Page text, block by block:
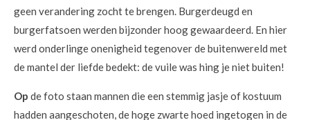
geen verandering zocht te brengen. Burgerdeugd en
burgerfatsoen werden bijzonder hoog gewaardeerd. En hier
werd onderlinge onenigheid tegenover de buitenwereld met
de mantel der liefde bedekt: de vuile was hing je niet buiten!
Op de foto staan mannen die een stemmig jasje of kostuum
hadden aangeschoten, de hoge zwarte hoed ingetogen in de